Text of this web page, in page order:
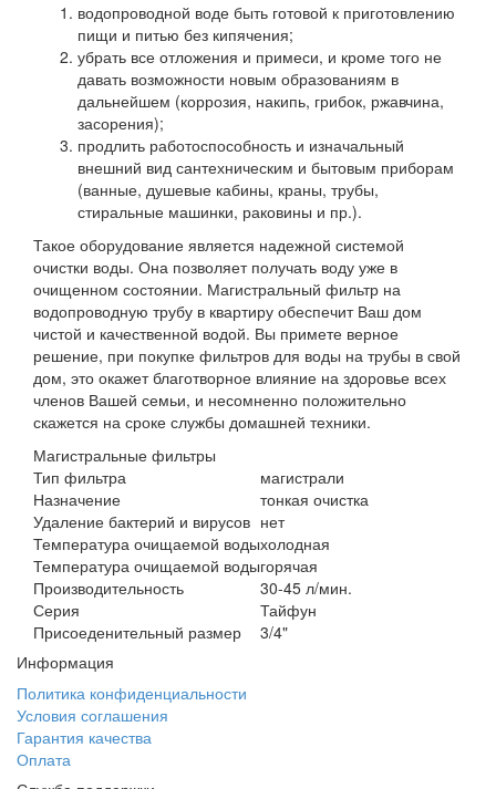
водопроводной воде быть готовой к приготовлению
пищи и питью без кипячения;
убрать все отложения и примеси, и кроме того не
давать возможности новым образованиям в
дальнейшем (коррозия, накипь, грибок, ржавчина,
засорения);
продлить работоспособность и изначальный
внешний вид сантехническим и бытовым приборам
(ванные, душевые кабины, краны, трубы,
стиральные машинки, раковины и пр.).
Такое оборудование является надежной системой
очистки воды. Она позволяет получать воду уже в
очищенном состоянии. Магистральный фильтр на
водопроводную трубу в квартиру обеспечит Ваш дом
чистой и качественной водой. Вы примете верное
решение, при покупке фильтров для воды на трубы в свой
дом, это окажет благотворное влияние на здоровье всех
членов Вашей семьи, и несомненно положительно
скажется на сроке службы домашней техники.
Магистральные фильтры
Тип фильтра
магистрали
Назначение
тонкая очистка
Удаление бактерий и вирусов нет
Температура очищаемой водыхолодная
Температура очищаемой водыгорячая
Производительность
30-45 л/мин.
Серия
Тайфун
Присоеденительный размер
3/4"
Информация
Политика конфиденциальности
Условия соглашения
Гарантия качества
Оплата